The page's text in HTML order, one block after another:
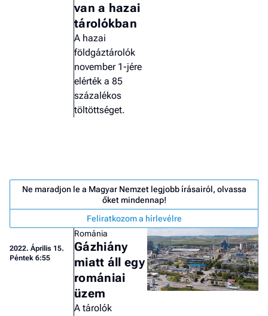
-
van a hazai
tárolókban
A hazai
földgáztárolók
november 1-jére
elérték a 85
százalékos
töltöttséget.
Ne maradjon le a Magyar Nemzet legjobb írásairól, olvassa
őket mindennap!
Feliratkozom a hírlevélre
2022. Április 15.
Péntek 6:55
Románia
Gázhiány
miatt áll egy
romániai
üzem
A tárolók